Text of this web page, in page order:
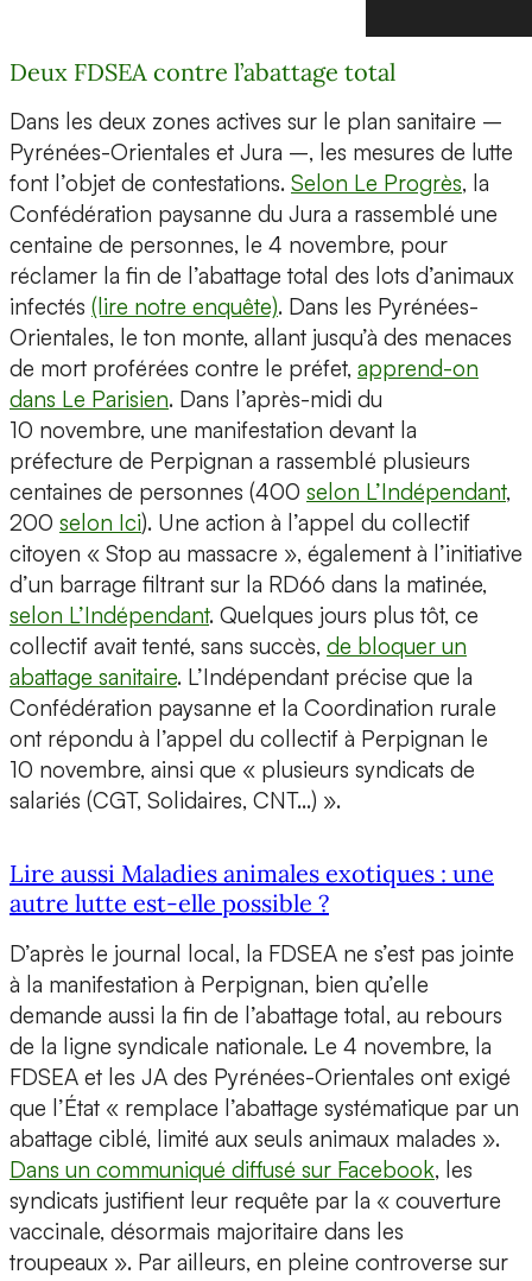
Deux FDSEA contre l’abattage total
Dans les deux zones actives sur le plan sanitaire –
Pyrénées-Orientales et Jura –, les mesures de lutte
font l’objet de contestations. Selon Le Progrès, la
Confédération paysanne du Jura a rassemblé une
centaine de personnes, le 4 novembre, pour
réclamer la fin de l’abattage total des lots d’animaux
infectés (lire notre enquête). Dans les Pyrénées-
Orientales, le ton monte, allant jusqu’à des menaces
de mort proférées contre le préfet, apprend-on
dans Le Parisien. Dans l’après-midi du
10 novembre, une manifestation devant la
préfecture de Perpignan a rassemblé plusieurs
centaines de personnes (400 selon L’Indépendant,
200 selon Ici). Une action à l’appel du collectif
citoyen « Stop au massacre », également à l’initiative
d’un barrage filtrant sur la RD66 dans la matinée,
selon L’Indépendant. Quelques jours plus tôt, ce
collectif avait tenté, sans succès, de bloquer un
abattage sanitaire. L’Indépendant précise que la
Confédération paysanne et la Coordination rurale
ont répondu à l’appel du collectif à Perpignan le
10 novembre, ainsi que « plusieurs syndicats de
salariés (CGT, Solidaires, CNT…) ».
Lire aussi Maladies animales exotiques : une
autre lutte est-elle possible ?
D’après le journal local, la FDSEA ne s’est pas jointe
à la manifestation à Perpignan, bien qu’elle
demande aussi la fin de l’abattage total, au rebours
de la ligne syndicale nationale. Le 4 novembre, la
FDSEA et les JA des Pyrénées-Orientales ont exigé
que l’État « remplace l’abattage systématique par un
abattage ciblé, limité aux seuls animaux malades ».
Dans un communiqué diffusé sur Facebook, les
syndicats justifient leur requête par la « couverture
vaccinale, désormais majoritaire dans les
troupeaux ». Par ailleurs, en pleine controverse sur